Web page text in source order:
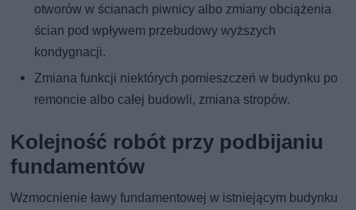
otworów w ścianach piwnicy albo zmiany obciążenia
ścian pod wpływem przebudowy wyższych
kondygnacji.
Zmiana funkcji niektórych pomieszczeń w budynku po
remoncie albo całej budowli, zmiana stropów.
Kolejność robót przy podbijaniu
fundamentów
Wzmocnienie ławy fundamentowej w istniejącym budynku